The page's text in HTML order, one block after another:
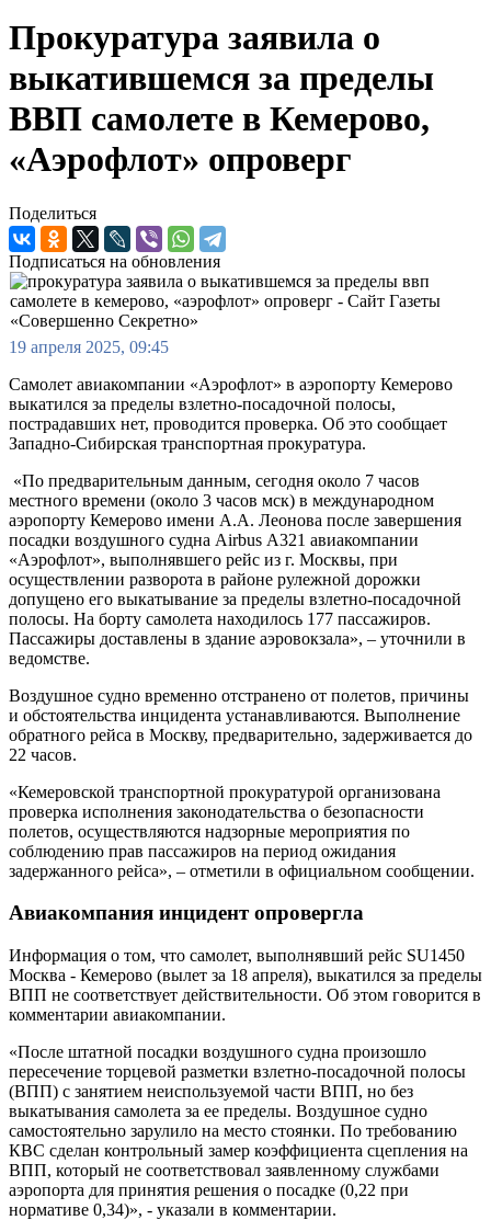
Прокуратура заявила о
выкатившемся за пределы
ВВП самолете в Кемерово,
«Аэрофлот» опроверг
Поделиться
Подписаться на обновления
19 апреля 2025, 09:45
Самолет авиакомпании «Аэрофлот» в аэропорту Кемерово
выкатился за пределы взлетно-посадочной полосы,
пострадавших нет, проводится проверка. Об это сообщает
Западно-Сибирская транспортная прокуратура.
«По предварительным данным, сегодня около 7 часов
местного времени (около 3 часов мск) в международном
аэропорту Кемерово имени А.А. Леонова после завершения
посадки воздушного судна Airbus А321 авиакомпании
«Аэрофлот», выполнявшего рейс из г. Москвы, при
осуществлении разворота в районе рулежной дорожки
допущено его выкатывание за пределы взлетно-посадочной
полосы. На борту самолета находилось 177 пассажиров.
Пассажиры доставлены в здание аэровокзала», – уточнили в
ведомстве.
Воздушное судно временно отстранено от полетов, причины
и обстоятельства инцидента устанавливаются. Выполнение
обратного рейса в Москву, предварительно, задерживается до
22 часов.
«Кемеровской транспортной прокуратурой организована
проверка исполнения законодательства о безопасности
полетов, осуществляются надзорные мероприятия по
соблюдению прав пассажиров на период ожидания
задержанного рейса», – отметили в официальном сообщении.
Авиакомпания инцидент опровергла
Информация о том, что самолет, выполнявший рейс SU1450
Москва - Кемерово (вылет за 18 апреля), выкатился за пределы
ВПП не соответствует действительности. Об этом говорится в
комментарии авиакомпании.
«После штатной посадки воздушного судна произошло
пересечение торцевой разметки взлетно-посадочной полосы
(ВПП) с занятием неиспользуемой части ВПП, но без
выкатывания самолета за ее пределы. Воздушное судно
самостоятельно зарулило на место стоянки. По требованию
КВС сделан контрольный замер коэффициента сцепления на
ВПП, который не соответствовал заявленному службами
аэропорта для принятия решения о посадке (0,22 при
нормативе 0,34)», - указали в комментарии.